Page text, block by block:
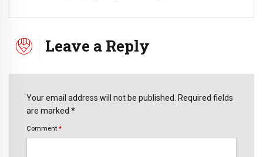
Leave a Reply
Your email address will not be published. Required fields
are marked *
Comment *